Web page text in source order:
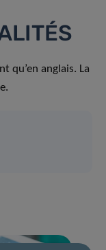
qu’en anglais. La